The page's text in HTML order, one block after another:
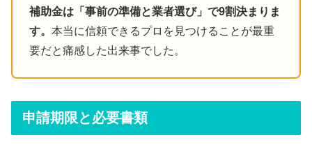
補助金は「事前の準備と業者選び」で9割決まりま
す。 本当に信頼できるプロを見つけることが最重
要だと痛感した出来事でした。
申請期限と必要書類